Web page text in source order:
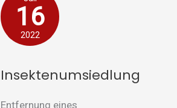
16
2022
Insektenumsiedlung
Entfernung eines